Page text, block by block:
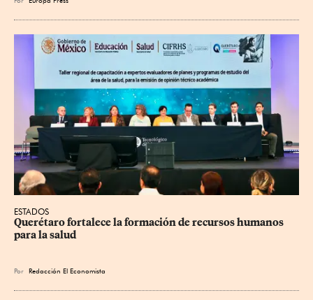
ESTADOS
Querétaro fortalece la formación de recursos humanos
para la salud
Por Redacción El Economista